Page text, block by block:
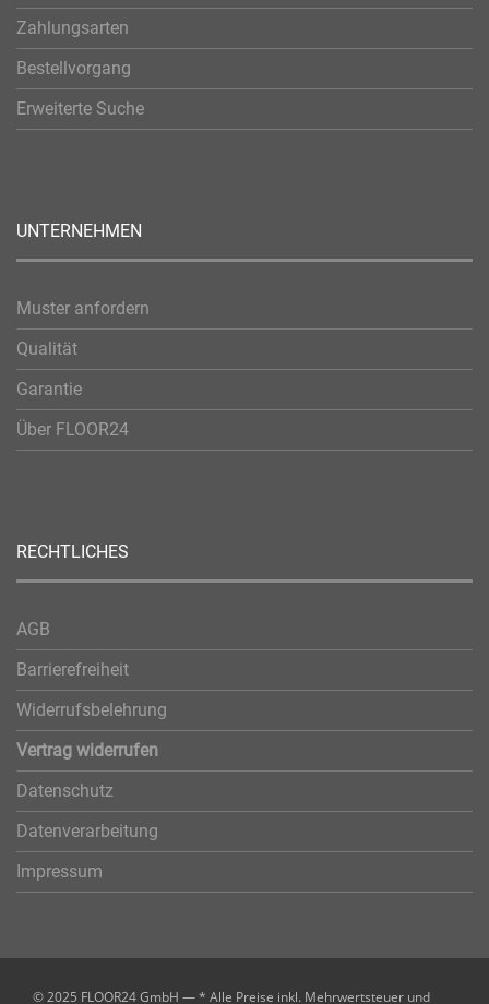
Zahlungsarten
Bestellvorgang
Erweiterte Suche
UNTERNEHMEN
Muster anfordern
Qualität
Garantie
Über FLOOR24
RECHTLICHES
AGB
Barrierefreiheit
Widerrufsbelehrung
Vertrag widerrufen
Datenschutz
Datenverarbeitung
Impressum
© 2025 FLOOR24 GmbH — * Alle Preise inkl. Mehrwertsteuer und